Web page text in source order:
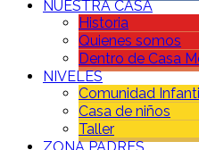
NUESTRA CASA
Historia
Quienes somos
Dentro de Casa
NIVELES
Comunidad
Casa de niños
Taller